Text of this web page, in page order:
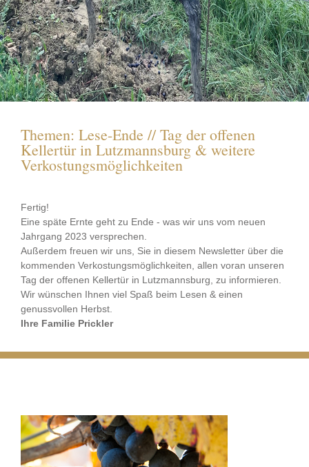
Themen: Lese-Ende // Tag der offenen
Kellertür in Lutzmannsburg & weitere
Verkostungsmöglichkeiten
Fertig!
Eine späte Ernte geht zu Ende - was wir uns vom neuen
Jahrgang 2023 versprechen.
Außerdem freuen wir uns, Sie in diesem Newsletter über die
kommenden Verkostungsmöglichkeiten, allen voran unseren
Tag der offenen Kellertür in Lutzmannsburg, zu informieren.
Wir wünschen Ihnen viel Spaß beim Lesen & einen
genussvollen Herbst.
Ihre Familie Prickler